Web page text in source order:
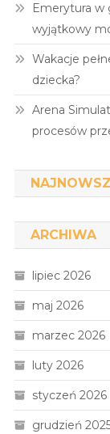
Emerytura w
wyjątkowy
Wakacje
dziecka?
Arena
procesów
ARCHIWA
lipiec 2026
maj 2026
marzec 2026
luty 2026
styczeń 2026
grudzień